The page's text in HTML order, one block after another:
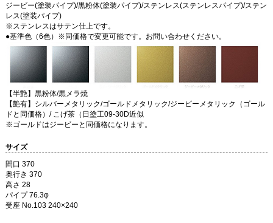
ジービー(塗装パイプ)/黒粉体(塗装パイプ)/ステンレス(ステンレスパイプ)/ステン
レス(塗装パイプ)
※ステンレスはサテン仕上です。
●基準色（6色）※同価格で変更可能です。お問い合わせください。
【半艶】黒粉体/黒メラ焼
【艶有】シルバーメタリック/ゴールドメタリック/ジービーメタリック（ゴール
ドと同価格）/ こげ茶（日塗工09-30D近似
※ゴールドはジービーと同価格になります。
サイズ
間口 370
奥行き 370
高さ 28
パイプ 76.3φ
受座 No.103 240×240